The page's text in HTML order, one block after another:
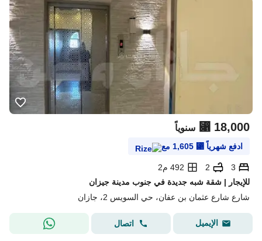
⃁ 18,000 سنوياً
ادفع شهرياً ⃁
1,605 مع
3
2
492 م2
للإيجار | شقة شبه جديدة في جنوب مدينة جيزان
شارع شارع عثمان بن عفان، حي السويس 2، جازان
الإيميل اتصال